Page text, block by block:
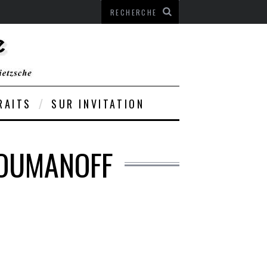
SUR INVITATION